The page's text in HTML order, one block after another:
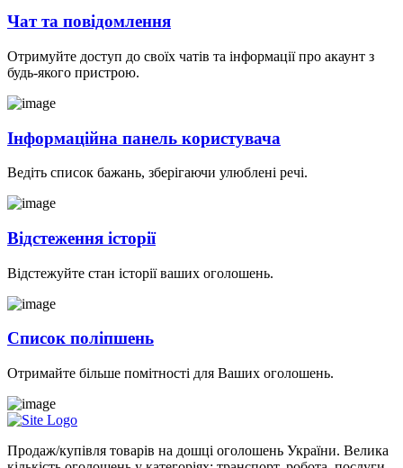
Чат та повідомлення
Отримуйте доступ до своїх чатів та інформації про акаунт з
будь-якого пристрою.
Інформаційна панель користувача
Ведіть список бажань, зберігаючи улюблені речі.
Відстеження історії
Відстежуйте стан історії ваших оголошень.
Список поліпшень
Отримайте більше помітності для Ваших оголошень.
Продаж/купівля товарів на дошці оголошень України. Велика